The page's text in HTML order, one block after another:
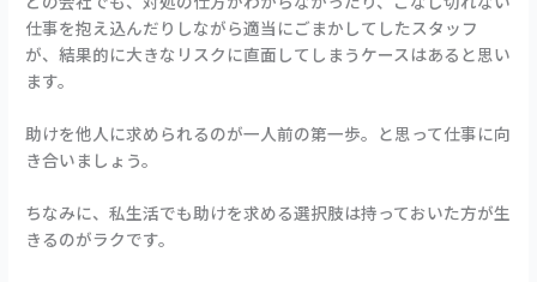
仕事を抱え込んだりしながら適当にごまかしてしたスタッフ
が、結果的に大きなリスクに直面してしまうケースはあると思い
ます。
助けを他人に求められるのが一人前の第一歩。と思って仕事に向
き合いましょう。
ちなみに、私生活でも助けを求める選択肢は持っておいた方が生
きるのがラクです。